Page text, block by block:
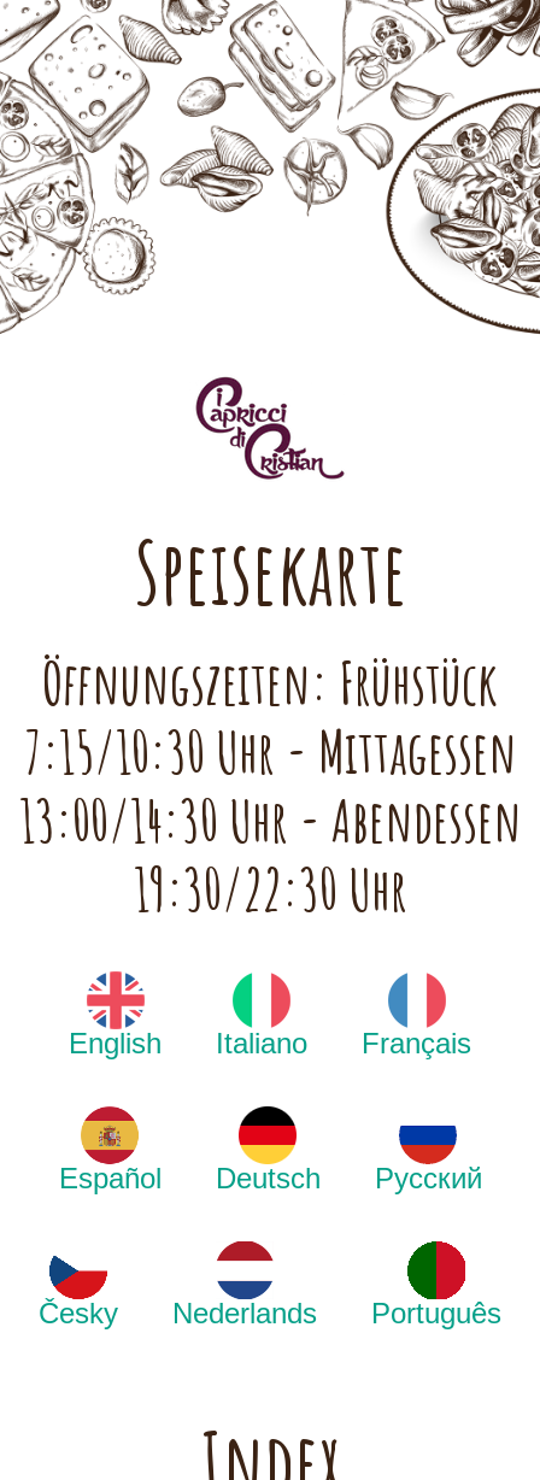
Speisekarte
Öffnungszeiten: Frühstück
7:15/10:30 Uhr - Mittagessen
13:00/14:30 Uhr - Abendessen
19:30/22:30 Uhr
English Italiano Français
Español Deutsch Русский
Česky Nederlands Português